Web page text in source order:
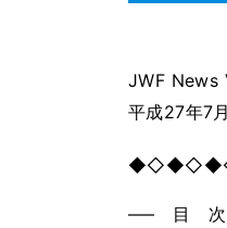
JWF News
平成27年7
—– 目